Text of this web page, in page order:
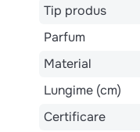
Tip produs
Parfum
Material
Lungime (cm)
Certificare